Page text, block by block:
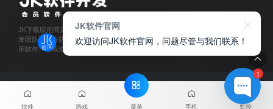
JK下载应用商店是经过官方认证,保障正版的软件下载平台,拥有业内资深软件开
发团队和服务队伍,所有软件都通过人工亲测,为每位会员用户提供安全可靠的应
用软件、游戏资源下载及程序开发服务。
- JKxiazai.COM & Theme. All rights
软件 游戏 菜单 手机 监控
1
JK软件官网
欢迎访问JK软件官网，问题尽管与我们联系！